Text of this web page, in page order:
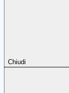
Chiudi